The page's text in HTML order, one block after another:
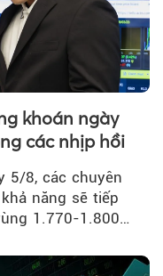
khoán ngày
các nhịp hồi
5/8, các chuyên
năng sẽ tiếp
1.770-1.800